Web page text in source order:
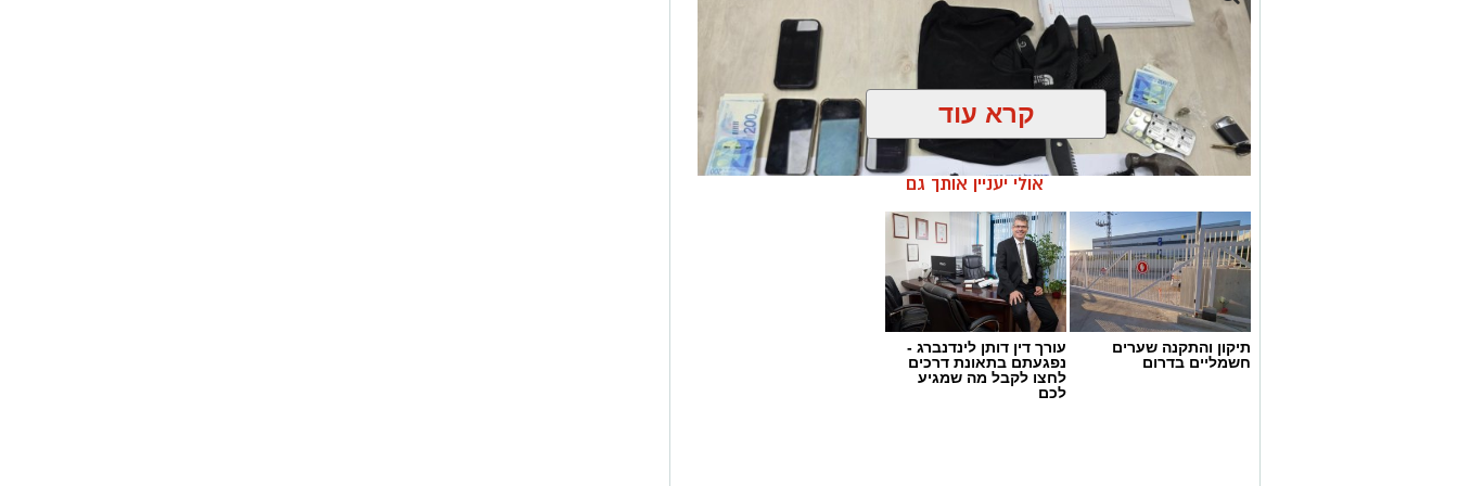
סגן מפקד תחנת אשקלון, רפ"ק דורון ששון, מסר: "תחנת אשקלון פועלת באופן נחוש
ועקבי נגד תופעת ההימורים הבלתי חוקיים, המהווה כר פורה לפעילות עבריינית
ופוגעת בסדר הציבורי. נמשיך לבצע פעילות יזומה וממוקדת, לאתר מוקדים
הפועלים בניגוד לחוק ולפעול נגד המעורבים בהם, במטרה לשמור על ביטחון
הציבור ואיכות חייו".
מצ"ב תמונות.
קרדיט: דוברות המשטרה.
להורדת האפליקציה לחצו כאן
קרא עוד
אולי יעניין אותך גם
תיקון והתקנה שערים
חשמליים בדרום
עורך דין דותן לינדנברג -
נפגעתם בתאונת דרכים
לחצו לקבל מה שמגיע
לכם